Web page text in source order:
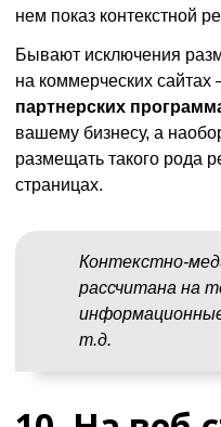
нем показ контекстной
Бывают исключения
на коммерческих
партнерских
вашему бизнесу, а
размещать такого рода
страницах.
Контекстно-
рассчитана на
т.д.